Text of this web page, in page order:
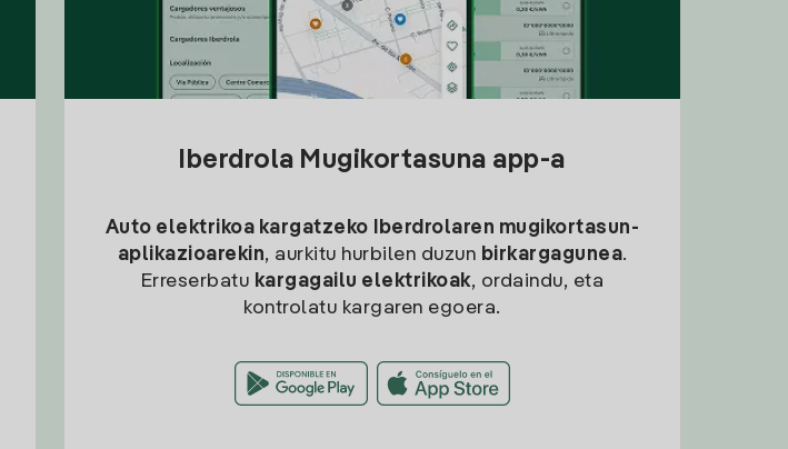
Iberdrola Mugikortasuna app-a
Auto elektrikoa kargatzeko
Iberdrolaren mugikortasun-
aplikazioarekin, aurkitu hurbilen duzun birkargagunea.
Erreserbatu kargagailu elektrikoak, ordaindu, eta
kontrolatu kargaren egoera.